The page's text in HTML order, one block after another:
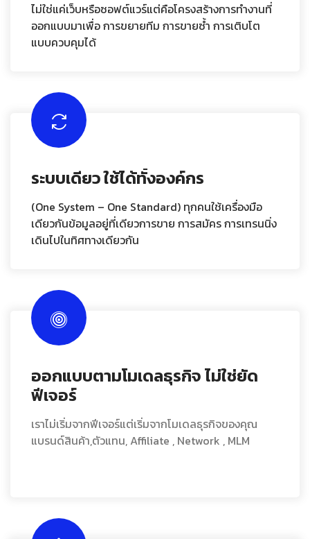
ไม่ใช่แค่เว็บหรือซอฟต์แวร์แต่คือโครงสร้างการทำงานที่
ออกแบบมาเพื่อ การขยายทีม การขายซ้ำ การเติบโต
แบบควบคุมได้
ระบบเดียว ใช้ได้ทั้งองค์กร
(One System – One Standard) ทุกคนใช้เครื่องมือ
เดียวกันข้อมูลอยู่ที่เดียวการขาย การสมัคร การเทรนนิ่ง
เดินไปในทิศทางเดียวกัน
ออกแบบตามโมเดลธุรกิจ ไม่ใช่ยัด
ฟีเจอร์
เราไม่เริ่มจากฟีเจอร์แต่เริ่มจากโมเดลธุรกิจของคุณ
แบรนด์สินค้า,ตัวแทน, Affiliate , Network , MLM